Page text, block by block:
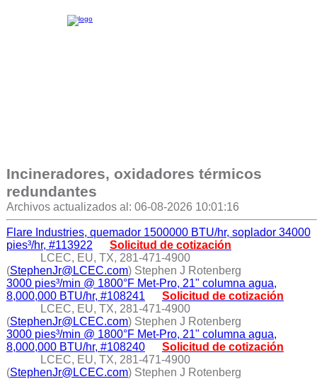
Incineradores, oxidadores térmicos
redundantes
Archivos actualizados al: 06-08-2026 10:01:16
Flare Industries, quemador 1500000 BTU/hr, soplador 34000
pies³/hr, #113922
Solicitud de cotización
LCEC, EU, TX, 281-471-4900
(StephenJr@LCEC.com) Stephen J Rotenberg
3000 pies³/min @ 1800°F Met-Pro, 21" columna agua,
8,000,000 BTU/hr, #108241
Solicitud de cotización
LCEC, EU, TX, 281-471-4900
(StephenJr@LCEC.com) Stephen J Rotenberg
3000 pies³/min @ 1800°F Met-Pro, 21" columna agua,
8,000,000 BTU/hr, #108240
Solicitud de cotización
LCEC, EU, TX, 281-471-4900
(StephenJr@LCEC.com) Stephen J Rotenberg